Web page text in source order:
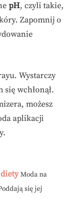
pH, czyli takie,
Zapomnij o
Wystarczy
wchłonął.
możesz
aplikacji
Moda na
się jej